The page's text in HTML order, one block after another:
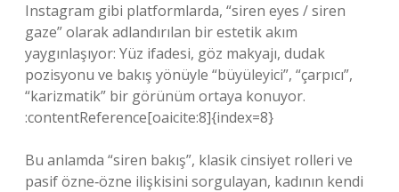
Instagram gibi platformlarda, “siren eyes / siren
gaze” olarak adlandırılan bir estetik akım
yaygınlaşıyor: Yüz ifadesi, göz makyajı, dudak
pozisyonu ve bakış yönüyle “büyüleyici”, “çarpıcı”,
“karizmatik” bir görünüm ortaya konuyor.
:contentReference[oaicite:8]{index=8}
Bu anlamda “siren bakış”, klasik cinsiyet rolleri ve
pasif özne‑özne ilişkisini sorgulayan, kadının kendi